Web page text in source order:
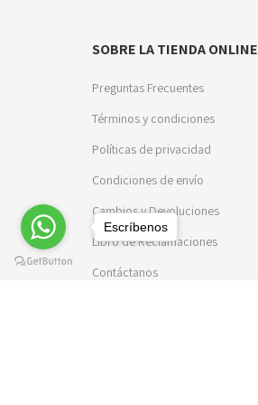
SOBRE LA TIENDA ONLINE
Preguntas Frecuentes
Términos y condiciones
Políticas de privacidad
Condiciones de envío
Cambios y Devoluciones
Libro de Reclamaciones
Contáctanos
Escríbenos